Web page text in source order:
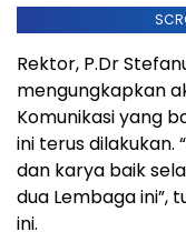
Rektor, P.Dr
mengungkapkan
Komunikasi yang
ini terus dilakukan.
dan karya baik
dua Lembaga ini”,
ini.